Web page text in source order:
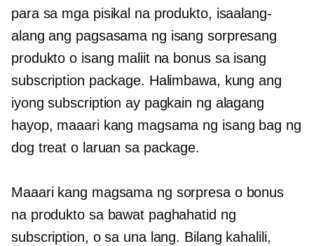
para sa mga pisikal na produkto, isaalang-
alang ang pagsasama ng isang sorpresang
produkto o isang maliit na bonus sa isang
subscription package. Halimbawa, kung ang
iyong subscription ay pagkain ng alagang
hayop, maaari kang magsama ng isang bag ng
dog treat o laruan sa package.
Maaari kang magsama ng sorpresa o bonus
na produkto sa bawat paghahatid ng
subscription, o sa una lang. Bilang kahalili,